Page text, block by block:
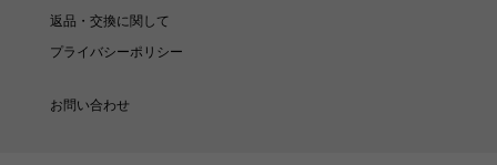
返品・交換に関して
プライバシーポリシー
お問い合わせ